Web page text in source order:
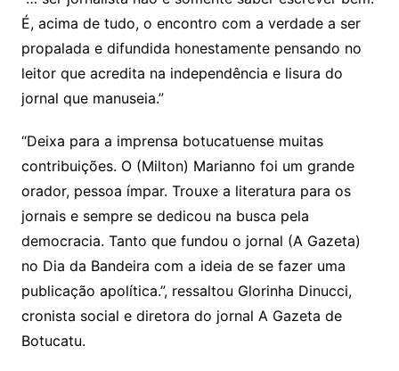
É, acima de tudo, o encontro com a verdade a ser
propalada e difundida honestamente pensando no
leitor que acredita na independência e lisura do
jornal que manuseia.”
“Deixa para a imprensa botucatuense muitas
contribuições. O (Milton) Marianno foi um grande
orador, pessoa ímpar. Trouxe a literatura para os
jornais e sempre se dedicou na busca pela
democracia. Tanto que fundou o jornal (A Gazeta)
no Dia da Bandeira com a ideia de se fazer uma
publicação apolítica.”, ressaltou Glorinha Dinucci,
cronista social e diretora do jornal A Gazeta de
Botucatu.